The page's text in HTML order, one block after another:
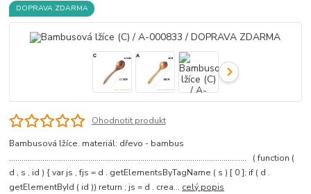
DOPRAVA ZDARMA
Ohodnotit produkt
Bambusová lžíce. materiál: dřevo - bambus
.................................................................................................................. ( function (
d , s , id ) { var js , fjs = d . getElementsByTagName ( s ) [ 0 ]; if ( d .
getElementById ( id )) return ; js = d . crea... celý popis